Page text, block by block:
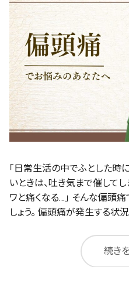
「日常生活の中でふとした時
いときは、吐き気まで催して
ワと痛くなる…」 そんな偏頭
しょう。 偏頭痛が発生する状
続き